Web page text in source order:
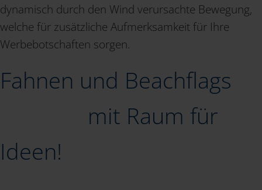
dynamisch durch den Wind verursachte Bewegung,
welche für zusätzliche Aufmerksamkeit für Ihre
Werbebotschaften sorgen.
Fahnen und Beachflags
mit Raum für
Ideen!